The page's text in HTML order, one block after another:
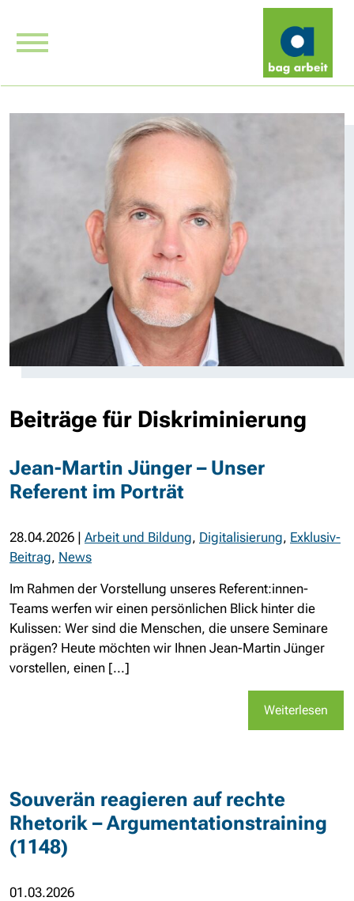
Beiträge für Diskriminierung
Jean-Martin Jünger – Unser
Referent im Porträt
28.04.2026 | Arbeit und Bildung, Digitalisierung, Exklusiv-
Beitrag, News
Im Rahmen der Vorstellung unseres Referent:innen-
Teams werfen wir einen persönlichen Blick hinter die
Kulissen: Wer sind die Menschen, die unsere Seminare
prägen? Heute möchten wir Ihnen Jean-Martin Jünger
vorstellen, einen [...]
Weiterlesen
Souverän reagieren auf rechte
Rhetorik – Argumentationstraining
(1148)
01.03.2026